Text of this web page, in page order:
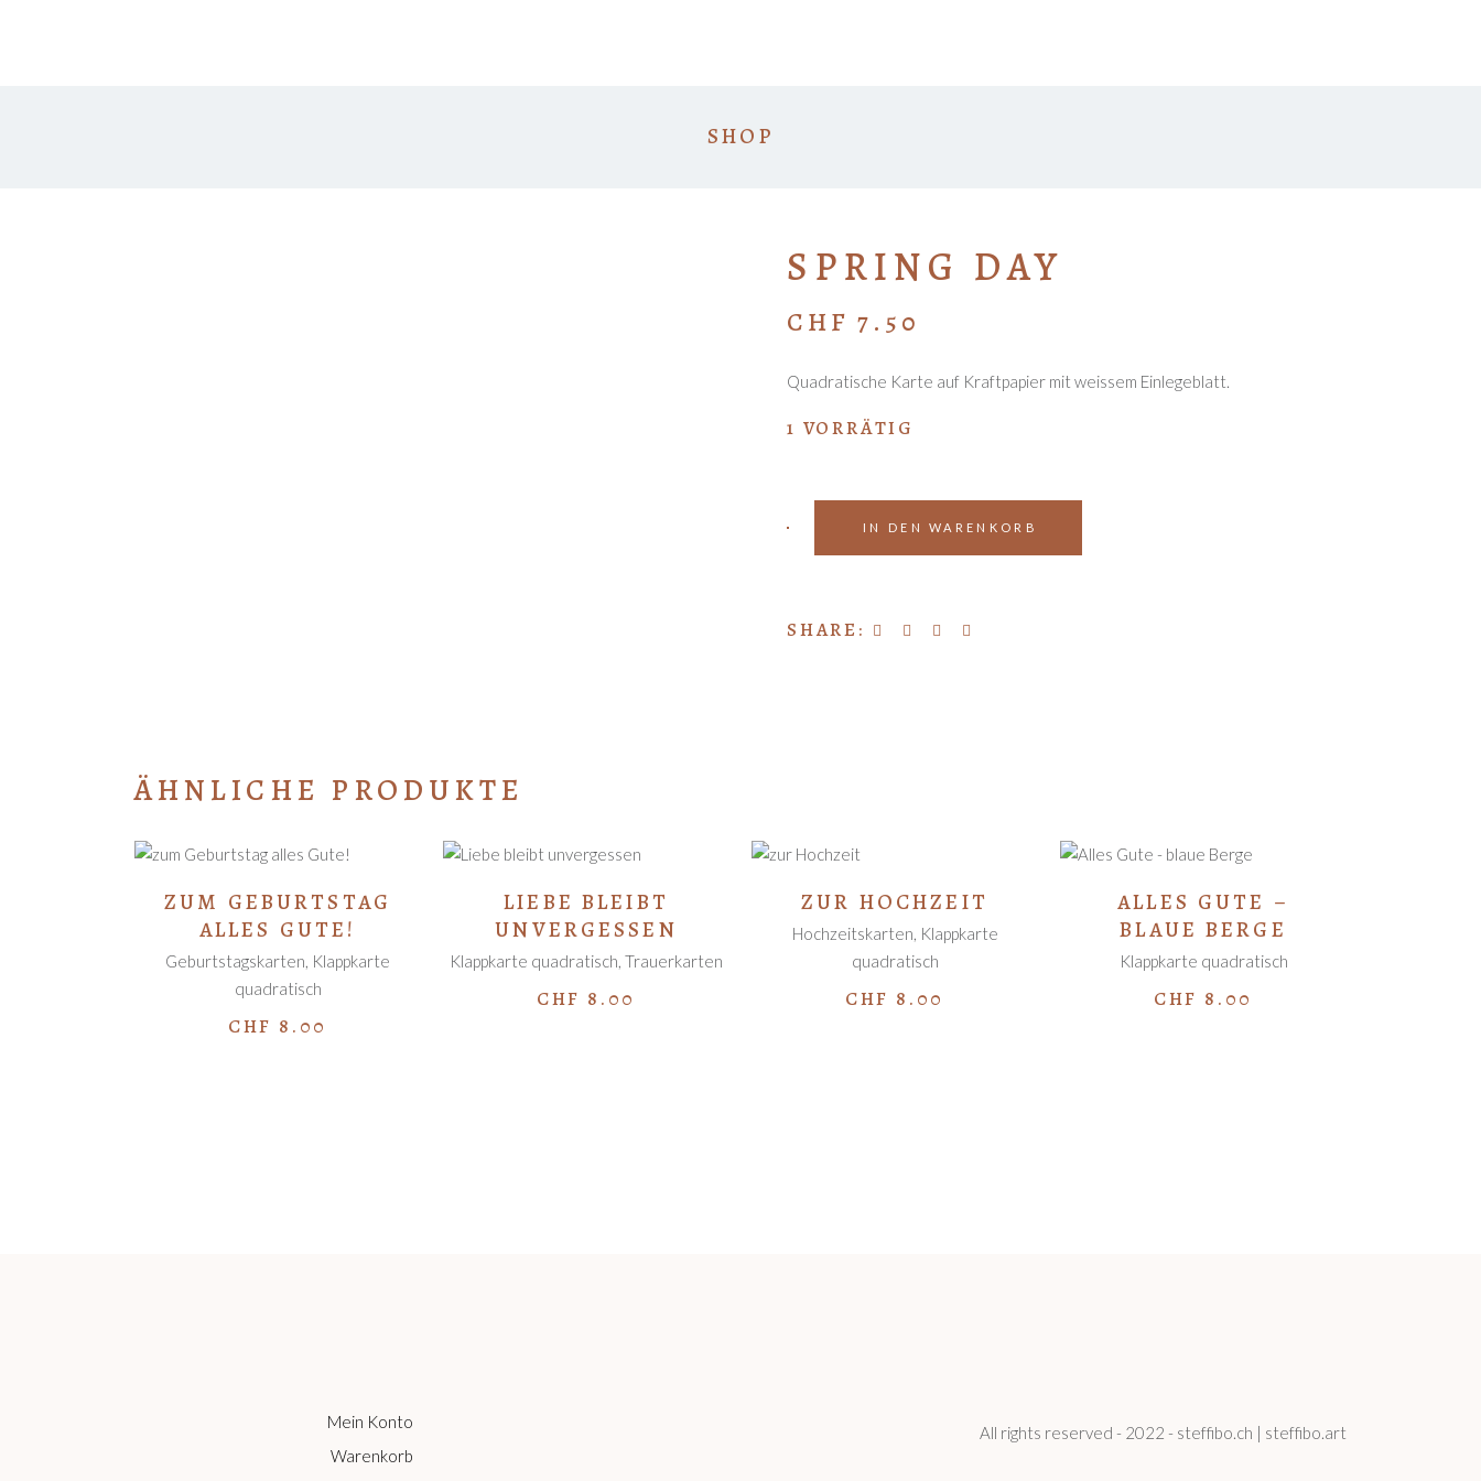
SHOP
SPRING DAY
CHF 7.50
Quadratische Karte auf Kraftpapier mit weissem Einlegeblatt.
1 VORRÄTIG
IN DEN WARENKORB
SHARE:
ÄHNLICHE PRODUKTE
WARENKORB
ZUM GEBURTSTAG
ALLES GUTE!
Geburtstagskarten, Klappkarte
quadratisch
CHF 8.00
WARENKORB
LIEBE BLEIBT
UNVERGESSEN
Klappkarte quadratisch, Trauerkarten
CHF 8.00
WARENKORB
ZUR HOCHZEIT
Hochzeitskarten, Klappkarte
quadratisch
CHF 8.00
WARENKORB
ALLES GUTE –
BLAUE BERGE
Klappkarte quadratisch
CHF 8.00
Mein Konto
Warenkorb
All rights reserved - 2022 - steffibo.ch | steffibo.art